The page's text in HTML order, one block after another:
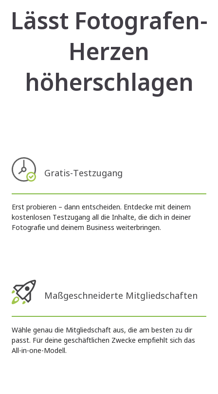
Lässt Fotografen-
Herzen
höherschlagen
Gratis-Testzugang
Erst probieren – dann entscheiden. Entdecke mit deinem
kostenlosen Testzugang all die Inhalte, die dich in deiner
Fotografie und deinem Business weiterbringen.
Maßgeschneiderte Mitgliedschaften
Wähle genau die Mitgliedschaft aus, die am besten zu dir
passt. Für deine geschäftlichen Zwecke empfiehlt sich das
All-in-one-Modell.